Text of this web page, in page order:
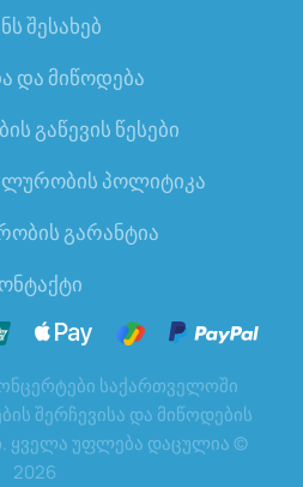
შესახებ
და მიწოდება
გაწევის წესები
პოლიტიკა
გარანტია
საქართველოში
შერჩევისა და მიწოდების
ყველა უფლება დაცულია©
2026